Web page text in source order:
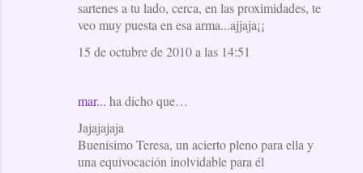
sartenes a tu lado, cerca, en las proximidades, te
veo muy puesta en esa arma...ajjaja¡¡
15 de octubre de 2010 a las 14:51
mar... ha dicho que…
Jajajajaja
Buenísimo Teresa, un acierto pleno para ella y
una equivocación inolvidable para él